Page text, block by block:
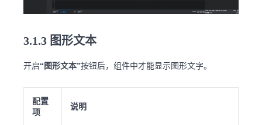
3.1.3 图形文本
开启“图形文本”按钮后，组件中才能显示图形文字。
配置
项
说明